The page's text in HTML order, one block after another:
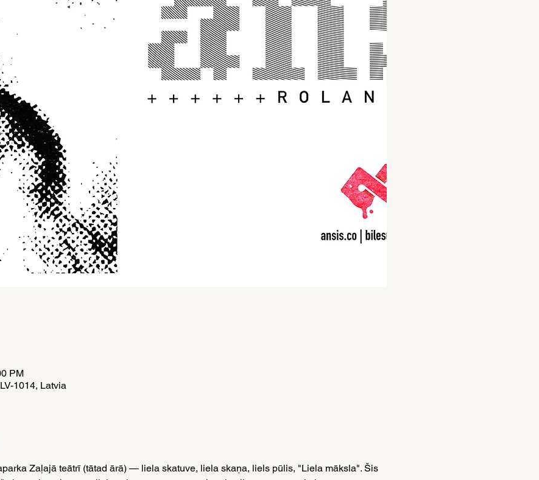
PM
1014, Latvia
Zaļajā teātrī (tātad ārā) — liela skatuve, liela skaņa, liels pūlis, "Liela māksla". Šis